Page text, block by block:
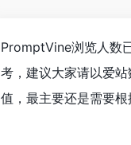
PromptVine浏览人数
考，建议大家请以爱
值，最主要还是需要